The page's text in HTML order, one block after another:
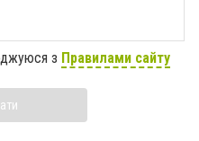
з Правилами сайту